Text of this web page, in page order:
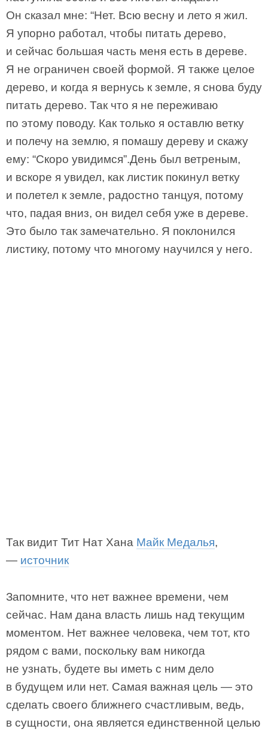
Он сказал мне: “Нет. Всю весну и лето я жил.
Я упорно работал, чтобы питать дерево,
и сейчас большая часть меня есть в дереве.
Я не ограничен своей формой. Я также целое
дерево, и когда я вернусь к земле, я снова буду
питать дерево. Так что я не переживаю
по этому поводу. Как только я оставлю ветку
и полечу на землю, я помашу дереву и скажу
ему: “Скоро увидимся”.День был ветреным,
и вскоре я увидел, как листик покинул ветку
и полетел к земле, радостно танцуя, потому
что, падая вниз, он видел себя уже в дереве.
Это было так замечательно. Я поклонился
листику, потому что многому научился у него.
Так видит Тит Нат Хана Майк Медалья,
— источник
Запомните, что нет важнее времени, чем
сейчас. Нам дана власть лишь над текущим
моментом. Нет важнее человека, чем тот, кто
рядом с вами, поскольку вам никогда
не узнать, будете вы иметь с ним дело
в будущем или нет. Самая важная цель — это
сделать своего ближнего счастливым, ведь,
в сущности, она является единственной целью